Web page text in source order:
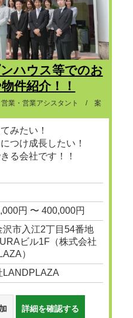
ハウス等でのお
件紹介！！
業・営業アシスタント / 案
みたい！
つけ成長したい！
る会社です！！
円 〜 400,000円
沢市入江2丁目54番地
ビル1F（株式会社
）
LANDPLAZA
詳細を確認する